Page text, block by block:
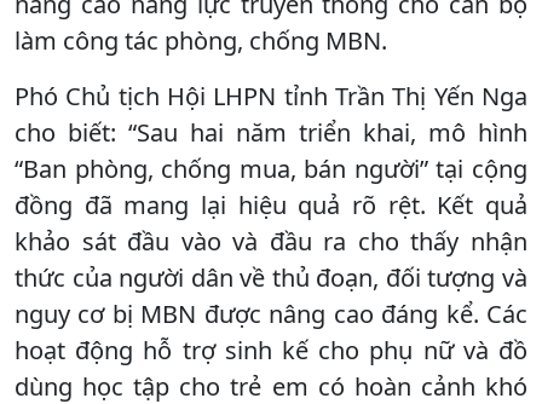
làm công tác phòng, chống MBN.
Phó Chủ tịch Hội LHPN tỉnh Trần Thị Yến Nga
cho biết: “Sau hai năm triển khai, mô hình
“Ban phòng, chống mua, bán người” tại cộng
đồng đã mang lại hiệu quả rõ rệt. Kết quả
khảo sát đầu vào và đầu ra cho thấy nhận
thức của người dân về thủ đoạn, đối tượng và
nguy cơ bị MBN được nâng cao đáng kể. Các
hoạt động hỗ trợ sinh kế cho phụ nữ và đồ
dùng học tập cho trẻ em có hoàn cảnh khó